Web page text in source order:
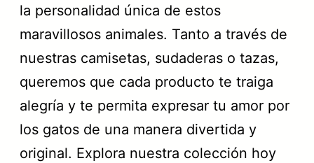
la personalidad única de estos
maravillosos animales. Tanto a través de
nuestras camisetas, sudaderas o tazas,
queremos que cada producto te traiga
alegría y te permita expresar tu amor por
los gatos de una manera divertida y
original. Explora nuestra colección hoy